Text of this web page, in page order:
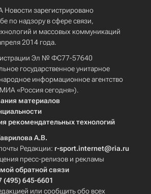
Новости зарегистрировано
по надзору в сфере связи,
и массовых коммуникаций
2014 года.
Эл № ФС77-57640
государственное унитарное
информационное агентство
«Россия сегодня»).
материалов
рекомендательных технологий
А.В.
Редакции: r-sport.internet@ria.ru
пресс-релизов и рекламы
обратной связи
(495) 645-6601
или сообщить обо всех